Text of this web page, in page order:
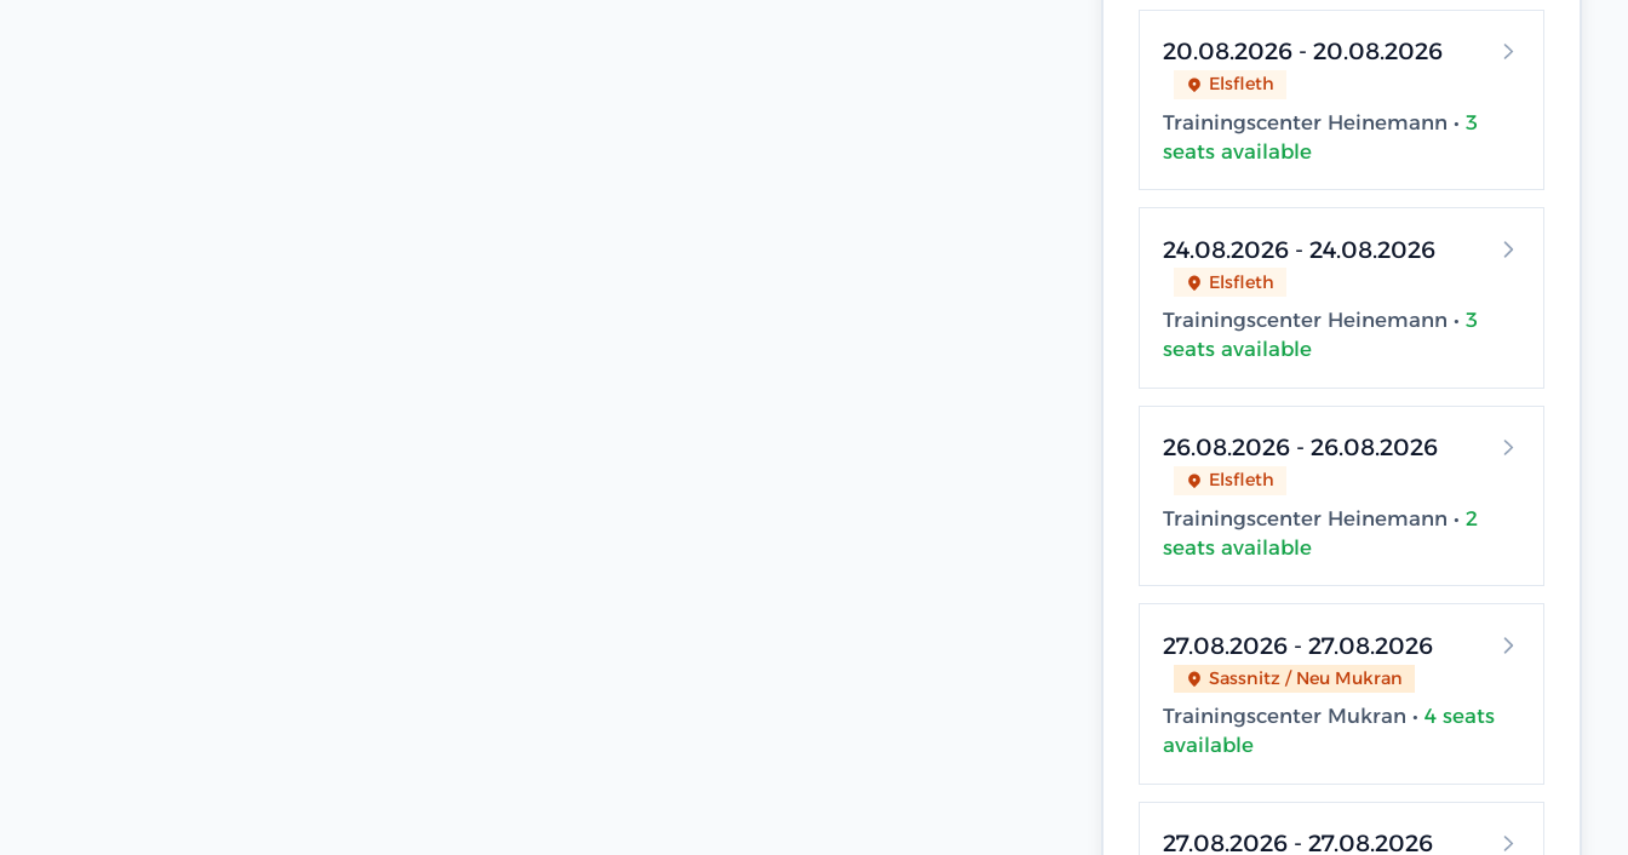
20.08.2026 - 20.08.2026
Elsfleth
Trainingscenter Heinemann • 3
seats available
24.08.2026 - 24.08.2026
Elsfleth
Trainingscenter Heinemann • 3
seats available
26.08.2026 - 26.08.2026
Elsfleth
Trainingscenter Heinemann • 2
seats available
27.08.2026 - 27.08.2026
Sassnitz / Neu Mukran
Trainingscenter Mukran • 4 seats
available
27.08.2026 - 27.08.2026